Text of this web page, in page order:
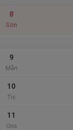
8
Sön
9
Mån
10
Tis
11
Ons